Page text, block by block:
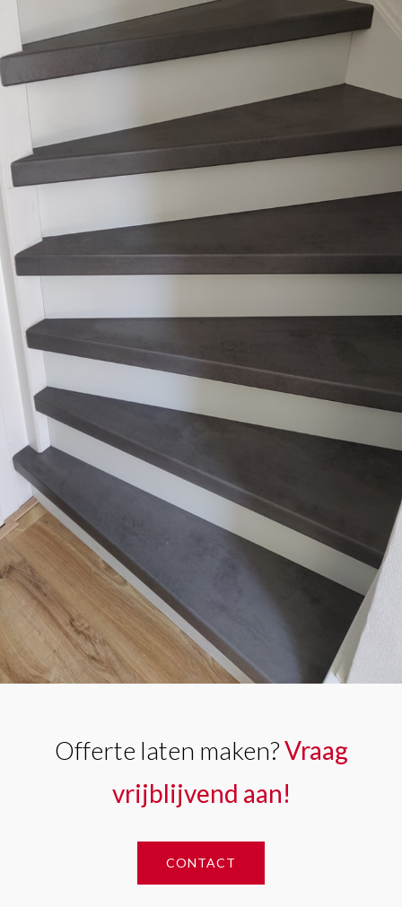
Offerte laten maken?Vraag
vrijblijvend aan!
CONTACT